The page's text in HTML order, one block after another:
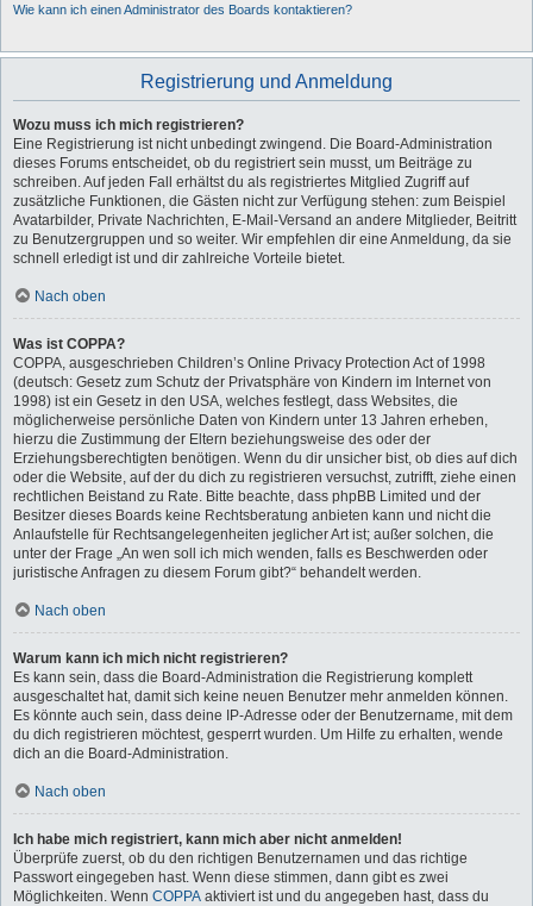
Wie kann ich einen Administrator des Boards kontaktieren?
Registrierung und Anmeldung
Wozu muss ich mich registrieren?
Eine Registrierung ist nicht unbedingt zwingend. Die Board-Administration
dieses Forums entscheidet, ob du registriert sein musst, um Beiträge zu
schreiben. Auf jeden Fall erhältst du als registriertes Mitglied Zugriff auf
zusätzliche Funktionen, die Gästen nicht zur Verfügung stehen: zum Beispiel
Avatarbilder, Private Nachrichten, E-Mail-Versand an andere Mitglieder, Beitritt
zu Benutzergruppen und so weiter. Wir empfehlen dir eine Anmeldung, da sie
schnell erledigt ist und dir zahlreiche Vorteile bietet.
Nach oben
Was ist COPPA?
COPPA, ausgeschrieben Children’s Online Privacy Protection Act of 1998
(deutsch: Gesetz zum Schutz der Privatsphäre von Kindern im Internet von
1998) ist ein Gesetz in den USA, welches festlegt, dass Websites, die
möglicherweise persönliche Daten von Kindern unter 13 Jahren erheben,
hierzu die Zustimmung der Eltern beziehungsweise des oder der
Erziehungsberechtigten benötigen. Wenn du dir unsicher bist, ob dies auf dich
oder die Website, auf der du dich zu registrieren versuchst, zutrifft, ziehe einen
rechtlichen Beistand zu Rate. Bitte beachte, dass phpBB Limited und der
Besitzer dieses Boards keine Rechtsberatung anbieten kann und nicht die
Anlaufstelle für Rechtsangelegenheiten jeglicher Art ist; außer solchen, die
unter der Frage „An wen soll ich mich wenden, falls es Beschwerden oder
juristische Anfragen zu diesem Forum gibt?“ behandelt werden.
Nach oben
Warum kann ich mich nicht registrieren?
Es kann sein, dass die Board-Administration die Registrierung komplett
ausgeschaltet hat, damit sich keine neuen Benutzer mehr anmelden können.
Es könnte auch sein, dass deine IP-Adresse oder der Benutzername, mit dem
du dich registrieren möchtest, gesperrt wurden. Um Hilfe zu erhalten, wende
dich an die Board-Administration.
Nach oben
Ich habe mich registriert, kann mich aber nicht anmelden!
Überprüfe zuerst, ob du den richtigen Benutzernamen und das richtige
Passwort eingegeben hast. Wenn diese stimmen, dann gibt es zwei
Möglichkeiten. Wenn COPPA aktiviert ist und du angegeben hast, dass du